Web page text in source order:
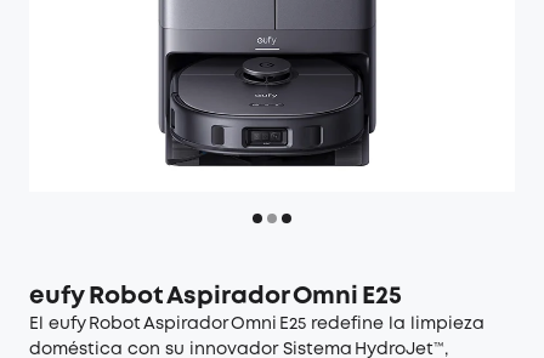
eufy Robot Aspirador Omni E25
El eufy Robot Aspirador Omni E25 redefine la limpieza
doméstica con su innovador Sistema HydroJet™,